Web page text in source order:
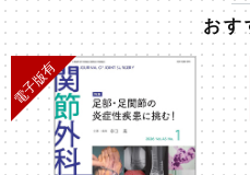
おす